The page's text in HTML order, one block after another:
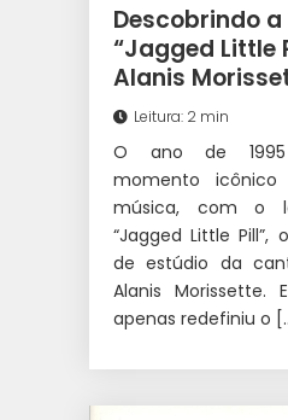
Descobrindo
“Jagged Little
Alanis
Leitura: 2 min
O ano de
momento
música, com o
“Jagged Little
de estúdio da
Alanis Morissette.
apenas redefiniu o